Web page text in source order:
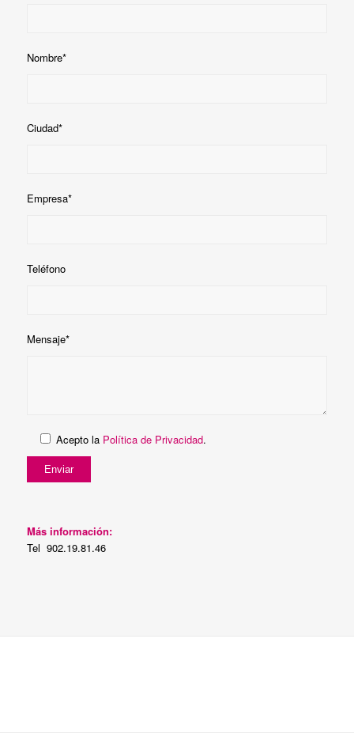
Nombre*
Ciudad*
Empresa*
Teléfono
Mensaje*
Acepto la Política de Privacidad.
Más información:
Tel 902.19.81.46